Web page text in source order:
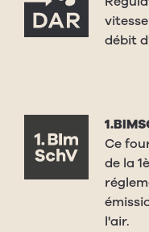
débit
Ce
de la
l'air.